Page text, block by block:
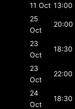
11 Oct 13:00
25
Oct
20:00
23
Oct
18:30
23
Oct
22:00
24
Oct
18:30